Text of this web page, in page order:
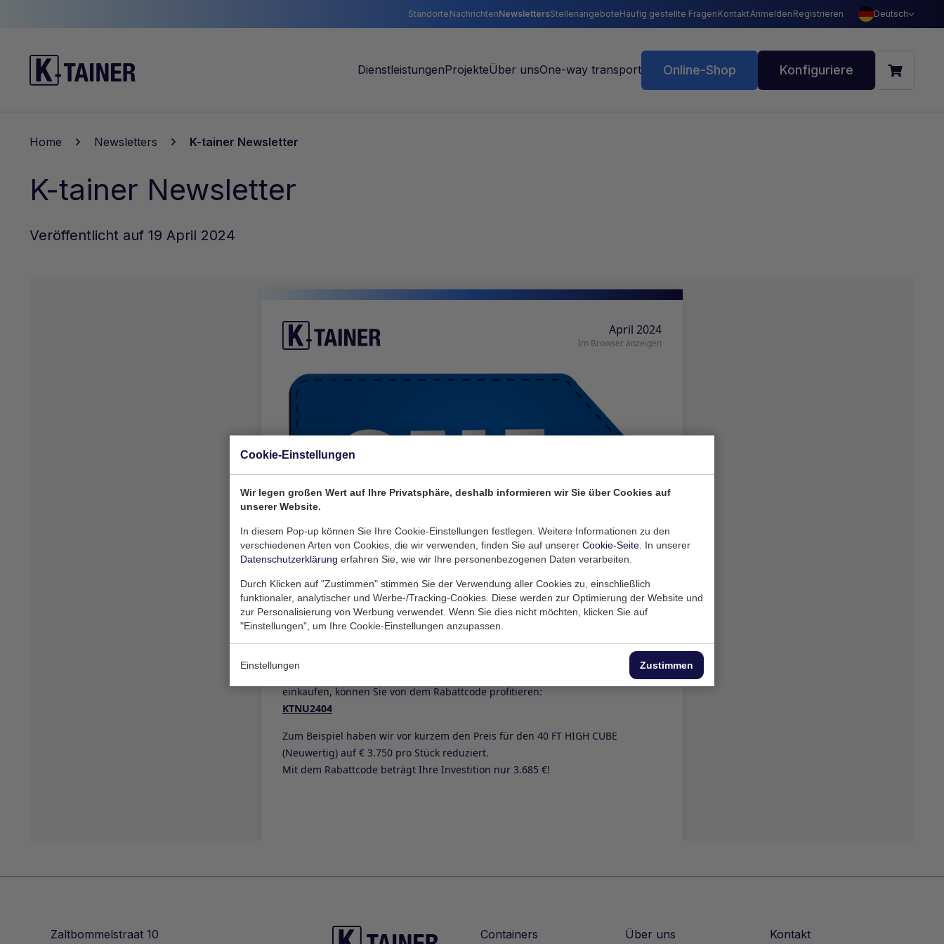
Standorte NachrichtenNewslettersStellenangeboteHäufig gestellte Fragen KontaktAnmelden Registrieren Deutsch
Online-Shop Konfiguriere
Home Newsletters K-tainer Newsletter
K-tainer Newsletter
Veröffentlicht auf 19 April 2024
Zaltbommelstraat 10 Containers Über uns Kontakt
Cookie-Einstellungen
Wir legen großen Wert auf Ihre Privatsphäre, deshalb informieren wir Sie über Cookies auf
unserer Website.
In diesem Pop-up können Sie Ihre Cookie-Einstellungen festlegen. Weitere Informationen zu den
verschiedenen Arten von Cookies, die wir verwenden, finden Sie auf unserer Cookie-Seite . In unserer
Datenschutzerklärung erfahren Sie, wie wir Ihre personenbezogenen Daten verarbeiten.
Durch Klicken auf "Zustimmen" stimmen Sie der Verwendung aller Cookies zu, einschließlich
funktionaler, analytischer und Werbe-/Tracking-Cookies. Diese werden zur Optimierung der Website und
zur Personalisierung von Werbung verwendet. Wenn Sie dies nicht möchten, klicken Sie auf
"Einstellungen", um Ihre Cookie-Einstellungen anzupassen.
Einstellungen Zustimmen